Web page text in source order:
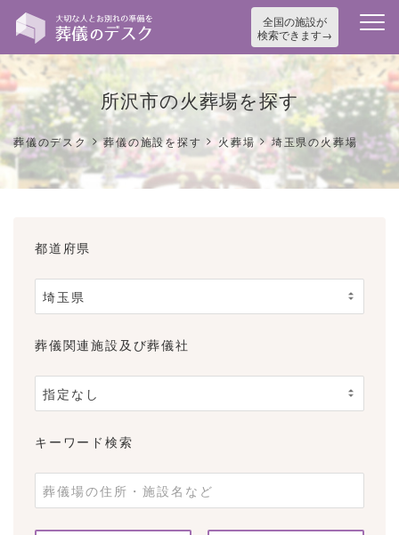
全国の施設が
検索できます
所沢市の火葬場を探す
葬儀のデスク >葬儀の施設を探す > 火葬場>埼玉県の火葬場
都道府県
葬儀関連施設及び葬儀社
キーワード検索